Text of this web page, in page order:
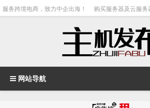
服务跨境电商，致力中企出海！ 购买服务器及云服务
网站导航